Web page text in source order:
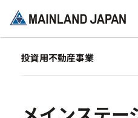
- 代表メッセージ
投資用不動産事業